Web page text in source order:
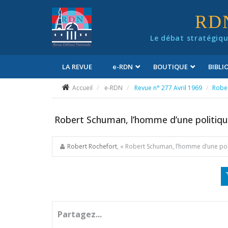
Le débat
LA REVUE e-RDN BOUTIQUE
Accueil e-RDN Revue n° 277 Avril 1969
Robert Schuman, l’homme d’une
Robert Rochefort, « Robert Schuman, l’homme d’une
Partagez...